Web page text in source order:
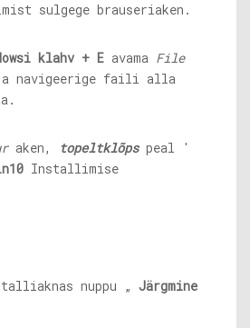
sulgege brauseriaken.
klahv + E avama File
navigeerige faili alla
aken, topeltklõps peal '
Installimise
nuppu „ Järgmine